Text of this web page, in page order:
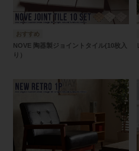
NOVE 陶器製ジョイントタイル(10枚入
り）